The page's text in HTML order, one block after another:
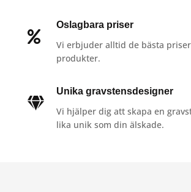

Oslagbara priser
Vi erbjuder alltid de bästa
produkter.

Unika gravstensdesigner
Vi hjälper dig att skapa en
lika unik som din älskade.